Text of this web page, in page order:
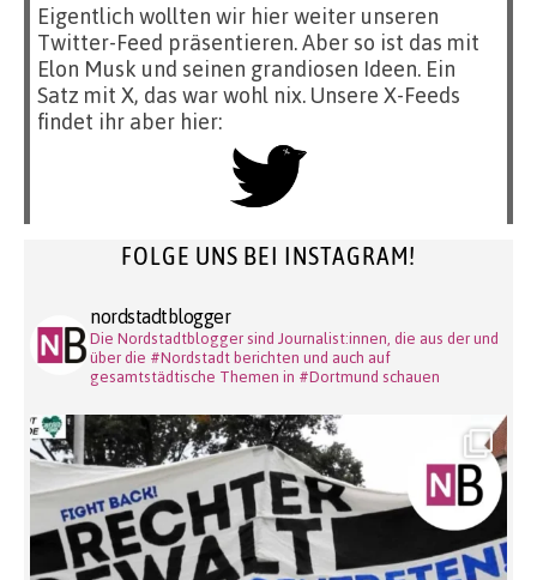
Eigentlich wollten wir hier weiter unseren
Twitter-Feed präsentieren. Aber so ist das mit
Elon Musk und seinen grandiosen Ideen. Ein
Satz mit X, das war wohl nix. Unsere X-Feeds
findet ihr aber hier:
FOLGE UNS BEI INSTAGRAM!
nordstadtblogger
Die Nordstadtblogger sind Journalist:innen, die aus der und
über die #Nordstadt berichten und auch auf
gesamtstädtische Themen in #Dortmund schauen